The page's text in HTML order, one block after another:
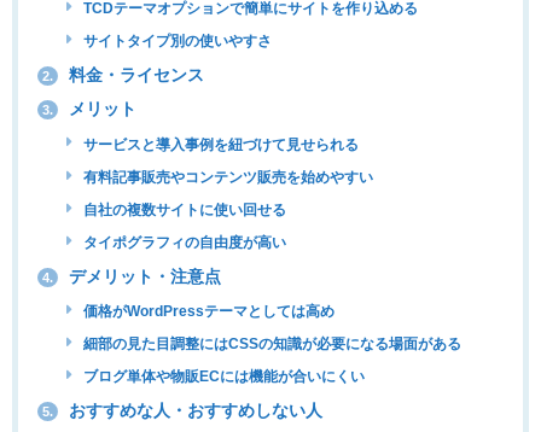
TCDテーマオプションで簡単にサイトを作り込める
サイトタイプ別の使いやすさ
2. 料金・ライセンス
3. メリット
サービスと導入事例を紐づけて見せられる
有料記事販売やコンテンツ販売を始めやすい
自社の複数サイトに使い回せる
タイポグラフィの自由度が高い
4. デメリット・注意点
価格がWordPressテーマとしては高め
細部の見た目調整にはCSSの知識が必要になる場面がある
ブログ単体や物販ECには機能が合いにくい
5. おすすめな人・おすすめしない人